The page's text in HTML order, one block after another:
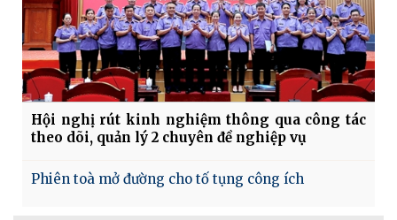
Hội nghị rút kinh nghiệm thông qua công tác
theo dõi, quản lý 2 chuyên đề nghiệp vụ
Phiên toà mở đường cho tố tụng công ích